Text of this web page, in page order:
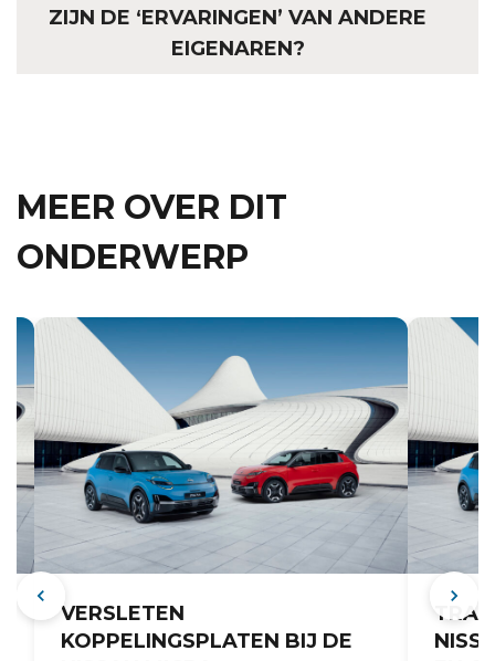
ZIJN DE ‘ERVARINGEN’ VAN ANDERE
EIGENAREN?
MEER OVER DIT
ONDERWERP
VERSLETEN
KOPPELINGSPLATEN BIJ DE